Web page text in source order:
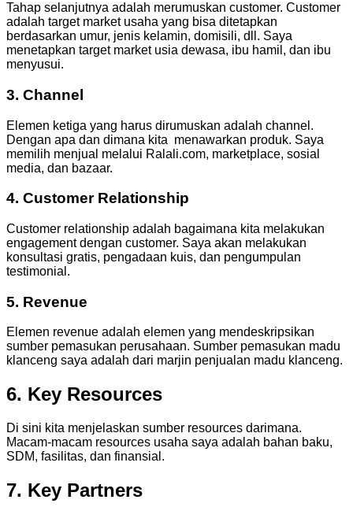
Tahap selanjutnya adalah merumuskan customer. Customer
adalah target market usaha yang bisa ditetapkan
berdasarkan umur, jenis kelamin, domisili, dll. Saya
menetapkan target market usia dewasa, ibu hamil, dan ibu
menyusui.
3. Channel
Elemen ketiga yang harus dirumuskan adalah channel.
Dengan apa dan dimana kita menawarkan produk. Saya
memilih menjual melalui Ralali.com, marketplace, sosial
media, dan bazaar.
4. Customer Relationship
Customer relationship adalah bagaimana kita melakukan
engagement dengan customer. Saya akan melakukan
konsultasi gratis, pengadaan kuis, dan pengumpulan
testimonial.
5. Revenue
Elemen revenue adalah elemen yang mendeskripsikan
sumber pemasukan perusahaan. Sumber pemasukan madu
klanceng saya adalah dari marjin penjualan madu klanceng.
6. Key Resources
Di sini kita menjelaskan sumber resources darimana.
Macam-macam resources usaha saya adalah bahan baku,
SDM, fasilitas, dan finansial.
7. Key Partners